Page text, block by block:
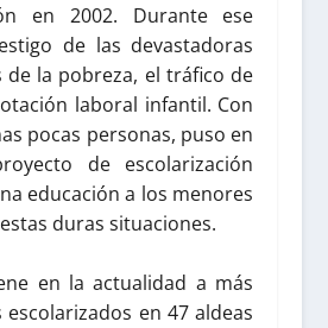
en 2002. Durante ese
de las devastadoras
de la pobreza, el tráfico de
laboral infantil. Con
pocas personas, puso en
de escolarización
educación a los menores
duras situaciones.
en la actualidad a más
escolarizados en 47 aldeas